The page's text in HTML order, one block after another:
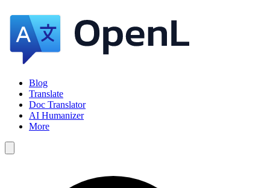
Blog
Translate
Doc Translator
AI Humanizer
More